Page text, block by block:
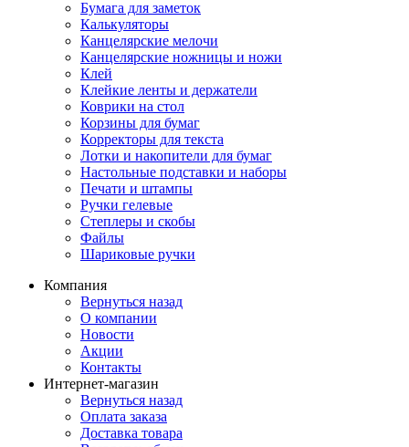
Бумага для заметок
Калькуляторы
Канцелярские мелочи
Канцелярские ножницы и ножи
Клей
Клейкие ленты и держатели
Коврики на стол
Корзины для бумаг
Корректоры для текста
Лотки и накопители для бумаг
Настольные подставки и наборы
Печати и штампы
Ручки гелевые
Степлеры и скобы
Файлы
Шариковые ручки
Компания
Вернуться назад
О компании
Новости
Акции
Контакты
Интернет-магазин
Вернуться назад
Оплата заказа
Доставка товара